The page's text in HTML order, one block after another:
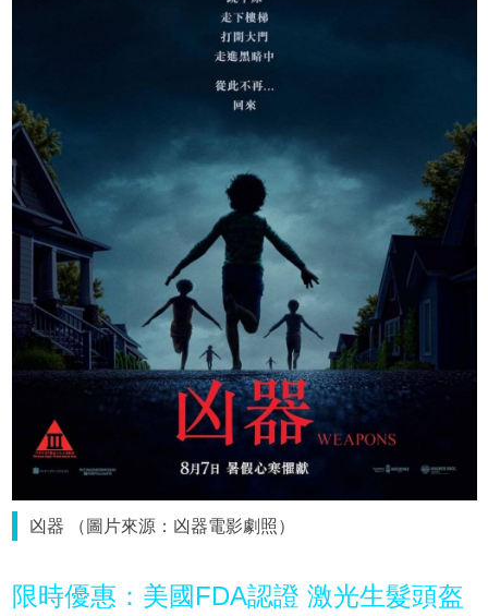
凶器 （圖片來源：凶器電影劇照）
限時優惠：美國FDA認證 激光生髮頭盔